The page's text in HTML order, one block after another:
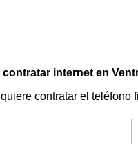
internet en
contratar el